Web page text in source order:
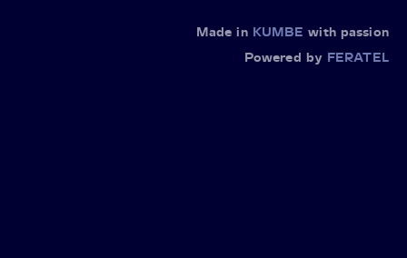
Made in KUMBE with passion
Powered by FERATEL